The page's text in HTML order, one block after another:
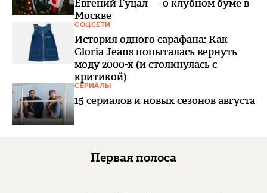
Евгений Гуцал — о клубном буме в
Москве
СОЦСЕТИ
История одного сарафана: Как
Gloria Jeans попыталась вернуть
моду 2000-х (и столкнулась с
критикой)
СЕРИАЛЫ
15 сериалов и новых сезонов августа
Первая полоса